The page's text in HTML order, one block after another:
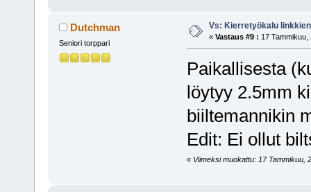
Dutchman
Seniori torppari
Vs: Kierretyökalu
« Vastaus #9 : 17 Tammikuu,
Paikallisesta
löytyy 2.5mm
biiltemannikin
Edit: Ei ollut
« Viimeksi muokattu: 17 Tammikuu,